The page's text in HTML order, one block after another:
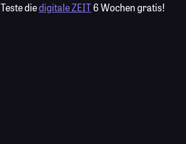
Teste diedigitale ZEIT6 Wochen gratis!